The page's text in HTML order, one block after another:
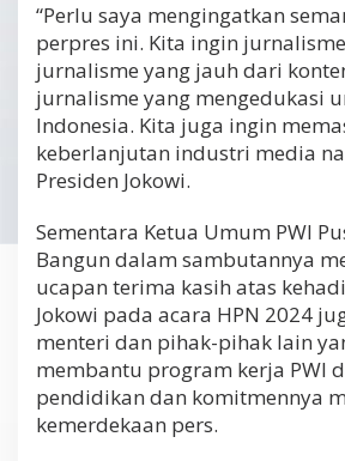
“Perlu saya mengingatkan
perpres ini. Kita ingin
jurnalisme yang jauh dari
jurnalisme yang mengedukasi
Indonesia. Kita juga ingin
keberlanjutan industri media
Presiden Jokowi.
Sementara Ketua Umum PWI
Bangun dalam sambutannya
ucapan terima kasih atas
Jokowi pada acara HPN 2024
menteri dan pihak-pihak lain
membantu program kerja PWI
pendidikan dan komitmennya
kemerdekaan pers.